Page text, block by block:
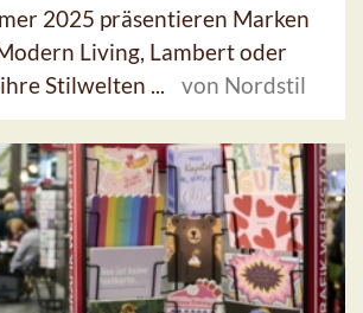
2025 präsentieren Marken
Living, Lambert oder
Stilwelten ...
von Nordstil